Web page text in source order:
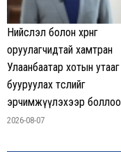
Нийслэл болон хөрөнгө
оруулагчидтай хамтран
Улаанбаатар хотын утааг
бууруулах төслийг
эрчимжүүлэхээр боллоо
2026-08-07